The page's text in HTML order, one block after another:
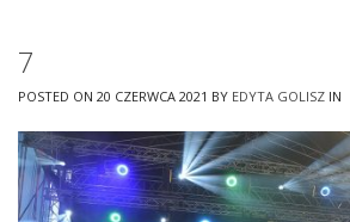
7
POSTED ON 20 CZERWCA 2021 BY EDYTA GOLISZ IN